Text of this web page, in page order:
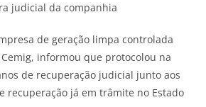
judicial da companhia
de geração limpa controlada
informou que protocolou na
de recuperação judicial junto aos
recuperação já em trâmite no Estado